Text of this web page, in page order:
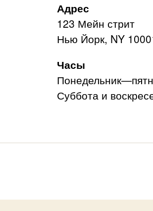
Адрес
123 Мейн стрит
Нью Йорк, NY
Часы
Суббота и